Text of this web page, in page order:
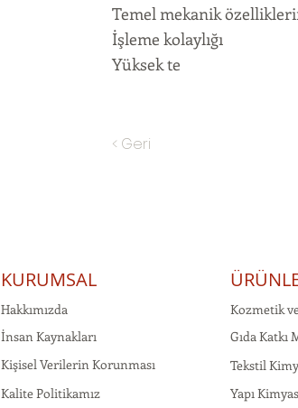
Temel mekanik
İşleme kolaylığı
Yüksek te
< Geri
KURUMSAL
Hakkımızda
İnsan Kaynakları
Kişisel Verilerin Korunması
Kalite Politikamız
Kozmetik
Gıda Katkı
Tekstil
Yapı